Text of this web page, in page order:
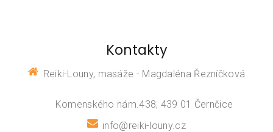
Kontakty
Reiki-Louny, masáže - Magdaléna Řezníčková
Komenského nám.438, 439 01 Černčice
info@reiki-louny.cz